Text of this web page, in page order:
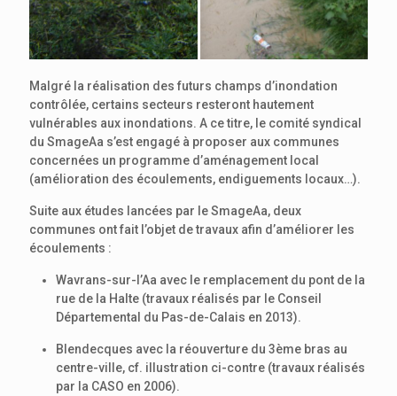
Malgré la réalisation des futurs champs d’inondation
contrôlée, certains secteurs resteront hautement
vulnérables aux inondations. A ce titre, le comité syndical
du SmageAa s’est engagé à proposer aux communes
concernées un programme d’aménagement local
(amélioration des écoulements, endiguements locaux…).
Suite aux études lancées par le SmageAa, deux
communes ont fait l’objet de travaux afin d’améliorer les
écoulements :
Wavrans-sur-l’Aa avec le remplacement du pont de la
rue de la Halte (travaux réalisés par le Conseil
Départemental du Pas-de-Calais en 2013).
Blendecques avec la réouverture du 3ème bras au
centre-ville, cf. illustration ci-contre (travaux réalisés
par la CASO en 2006).